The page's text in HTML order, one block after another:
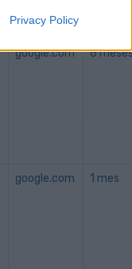
Privacy Policy
google.com 6
google.com 1 mes